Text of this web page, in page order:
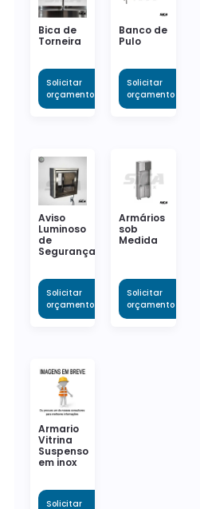
Bica de
Torneira
Solicitar
orçamento
Banco de
Pulo
Solicitar
orçamento
Aviso
Luminoso
de
Segurança
Solicitar
orçamento
Armários
sob
Medida
Solicitar
orçamento
Armario
Vitrina
Suspenso
em inox
Solicitar